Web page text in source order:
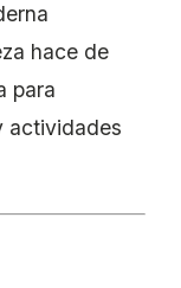
hace de
para
actividades